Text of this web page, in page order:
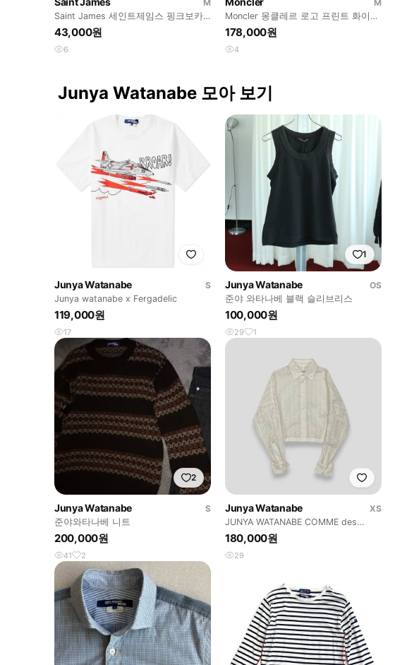
M
Saint James 세인트제임스 핑크보카
시 단가라 슬리브
43,000원
6
M
Moncler 몽클레르 로고 프린트 화이트
컬러 티셔츠
178,000원
4
Junya Watanabe 모아 보기
Junya Watanabe
S
Junya watanabe x Fergadelic
119,000원
17
1
Junya Watanabe
OS
준야 와타나베 블랙 슬리브리스
100,000원
29 1
2
Junya Watanabe
S
준야와타나베 니트
200,000원
41 2
Junya Watanabe
XS
JUNYA WATANABE COMME des
GARCONS
180,000원
29